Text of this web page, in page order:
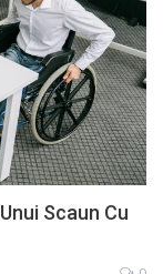
Scaun Cu